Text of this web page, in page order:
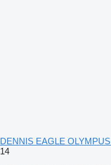
DENNIS EAGLE
14